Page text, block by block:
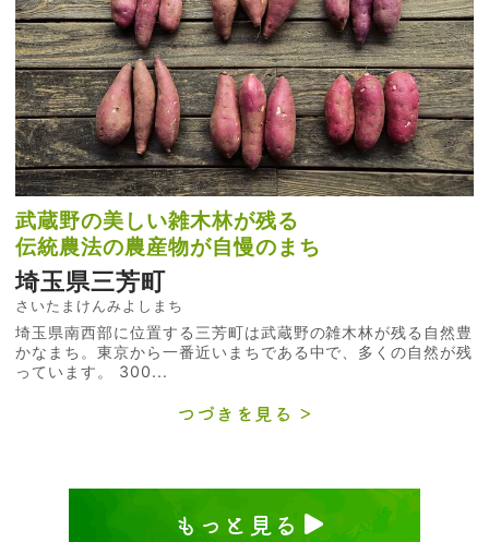
武蔵野の美しい雑木林が残る
伝統農法の農産物が自慢のまち
埼玉県三芳町
さいたまけんみよしまち
埼玉県南西部に位置する三芳町は武蔵野の雑木林が残る自然豊
かなまち。東京から一番近いまちである中で、多くの自然が残
っています。 300...
つづきを見る
もっと見る